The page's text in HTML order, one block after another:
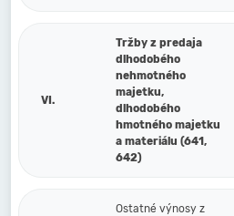
VI.
Tržby z predaja
dlhodobého
nehmotného
majetku,
dlhodobého
hmotného majetku
a materiálu (641,
642)
Ostatné výnosy z